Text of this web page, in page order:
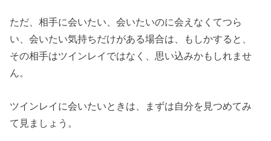
ただ、相手に会いたい、会いたいのに会えなくてつら
い、会いたい気持ちだけがある場合は、もしかすると、
その相手はツインレイではなく、思い込みかもしれませ
ん。
ツインレイに会いたいときは、まずは自分を見つめてみ
て見ましょう。